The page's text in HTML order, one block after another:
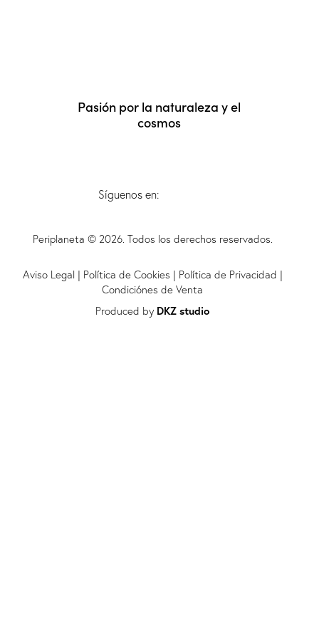
Pasión por la naturaleza y el
cosmos
Síguenos en:
Periplaneta © 2026. Todos los derechos reservados.
Aviso Legal | Política de Cookies | Política de Privacidad |
Condiciónes de Venta
Produced by DKZ studio